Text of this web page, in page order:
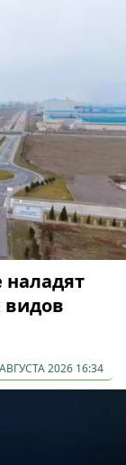
видов
2026 16:34